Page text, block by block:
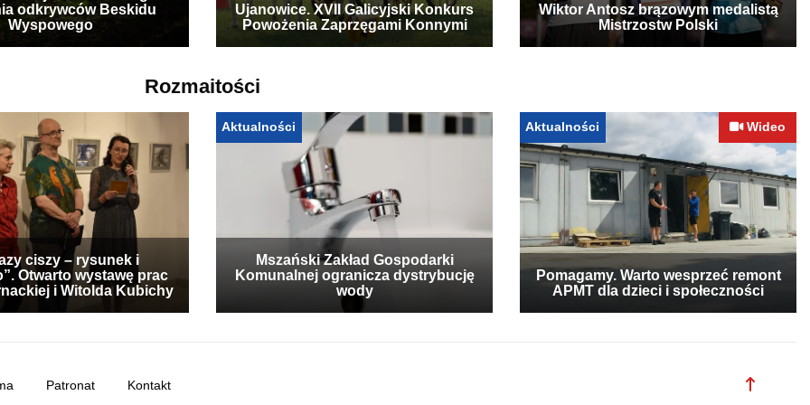
odkrywców Beskidu
Wyspowego
Ujanowice. XVII Galicyjski Konkurs
Powożenia Zaprzęgami Konnymi
Wiktor Antosz brązowym medalistą
Mistrzostw Polski
Rozmaitości
ciszy – rysunek i
Otwarto wystawę prac
i Witolda Kubichy
Aktualności
Mszański Zakład Gospodarki
Komunalnej ogranicza dystrybucję
wody
Aktualności Wideo
Pomagamy. Warto wesprzeć remont
APMT dla dzieci i społeczności
Patronat Kontakt